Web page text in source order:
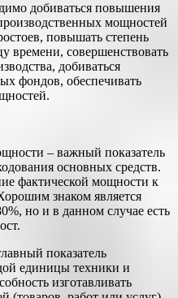
добиваться повышения
мощностей
повышать степень
времени, совершенствовать
добиваться
фондов, обеспечивать
– важный показатель
основных средств.
фактической мощности к
знаком является
но и в данном случае есть
показатель
единицы техники и
изготавливать